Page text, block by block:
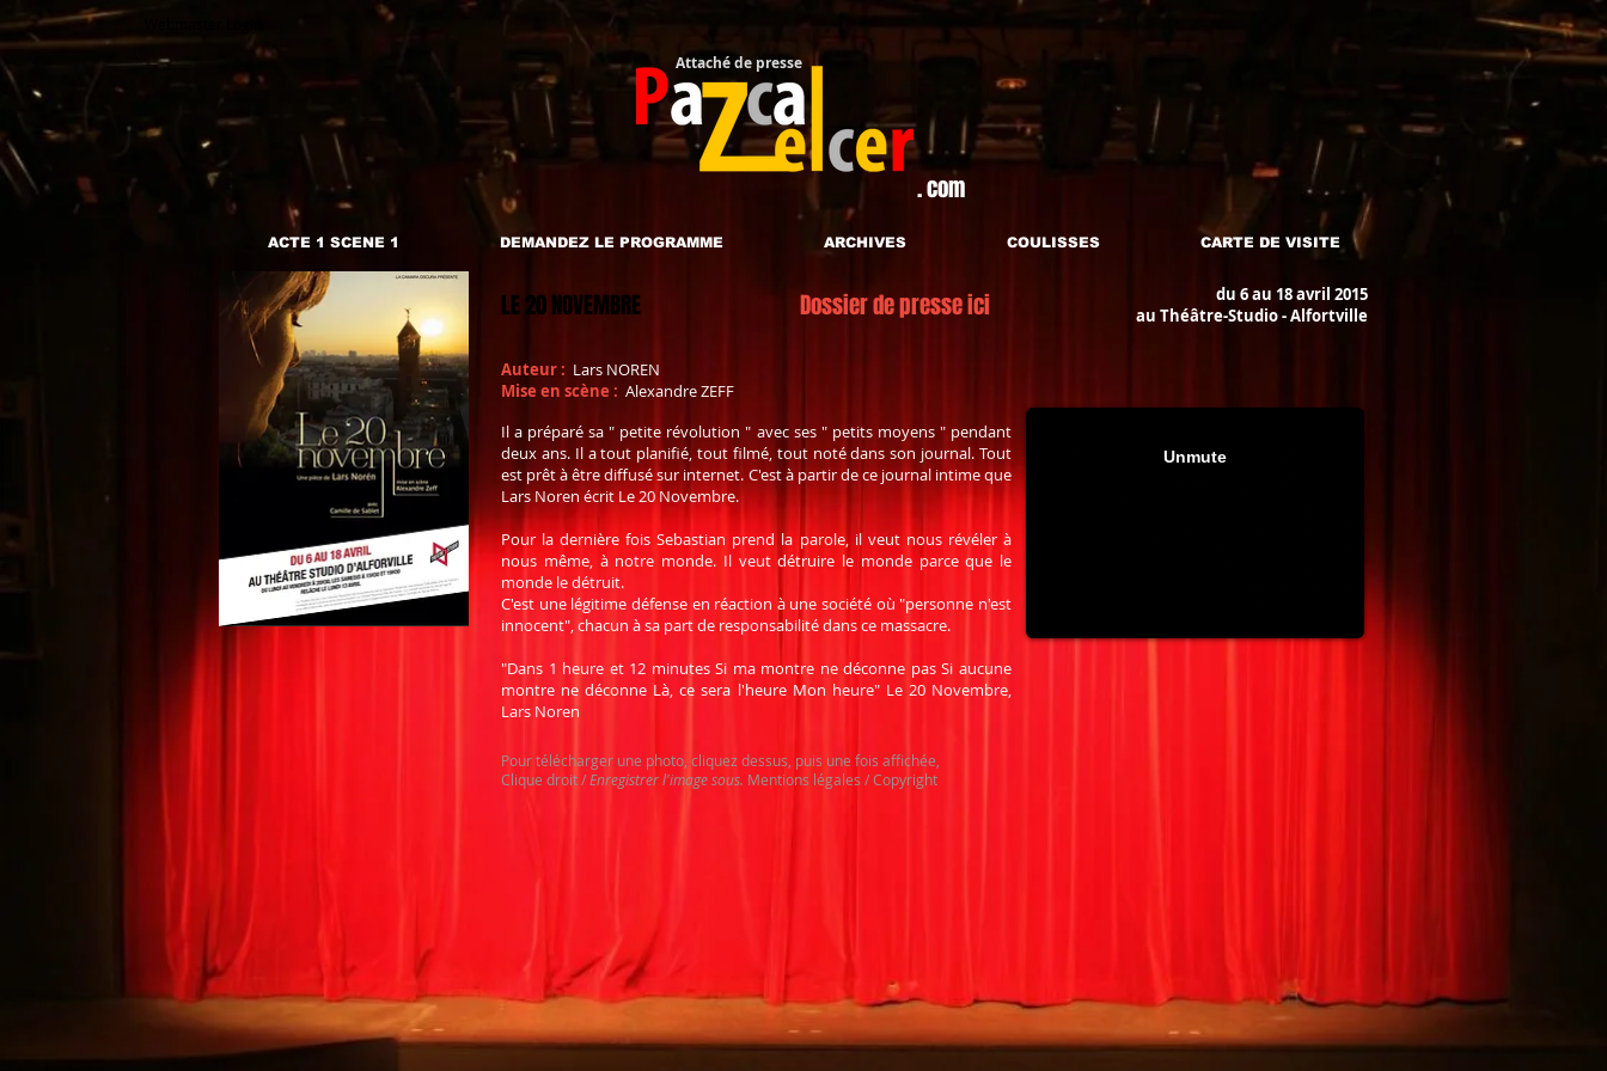
Attaché de presse​
. com
ACTE 1 SCENE 1 DEMANDEZ LE PROGRAMME ARCHIVES COULISSES CARTE DE VISITE
Dossier de presse ici
LE 20 NOVEMBRE
Il a préparé sa " petite révolution " avec ses " petits moyens " pendant
deux ans. Il a tout planifié, tout filmé, tout noté dans son journal. Tout
est prêt à être diffusé sur internet. C'est à partir de ce journal intime que
Lars Noren écrit Le 20 Novembre.
Pour la dernière fois Sebastian prend la parole, il veut nous révéler à
nous même, à notre monde. Il veut détruire le monde parce que le
monde le détruit.
C'est une légitime défense en réaction à une société où "personne n'est
innocent", chacun à sa part de responsabilité dans ce massacre.
"Dans 1 heure et 12 minutes Si ma montre ne déconne pas Si aucune
montre ne déconne Là, ce sera l'heure Mon heure" Le 20 Novembre,
Lars Noren
Auteur : Lars NOREN
Mise en scène : Alexandre ZEFF
du 6 au 18 avril 2015
au Théâtre-Studio - Alfortville
Pour télécharger une photo, cliquez dessus, puis une fois affichée,
Clique droit /Enregistrer l'image sous. Mentions légales / Copyright